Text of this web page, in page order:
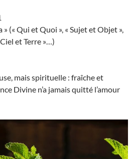
(« Qui et Quoi », « Sujet et Objet »,
et Terre »…)
mais spirituelle : fraîche et
Divine n’a jamais quitté l’amour